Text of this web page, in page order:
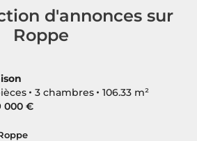
d'annonces sur
Roppe
3 chambres
106.33 m²
000 €